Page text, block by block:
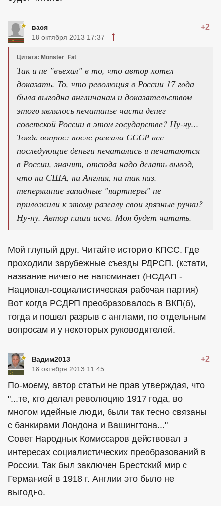
вася +2
18 октября 2013 17:37
Цитата: Monster_Fat
Так и не "въехал" в то, что автор хотел
доказать. То, что революция в России 17 года
была выгодна англичанам и доказательством
этого являлось печатанье части денег
советской России в этом государстве? Ну-ну...
Тогда вопрос: после развала СССР все
последующие деньги печатались и печатаются
в России, значит, отсюда надо делать вывод,
что ни США, ни Англия, ни так наз.
теперяшние западные "партнеры" не
приложили к этому развалу свои грязные ручки?
Ну-ну. Автор пиши исчо. Моя будет читать.
Мой глупый друг. Читайте историю КПСС. Где
проходили зарубежные съезды РДРСП. (кстати,
название ничего не напоминает (НСДАП -
Национал-социалистическая рабочая партия)
Вот когда РСДРП преобразовалось в ВКП(б),
тогда и пошел разрыв с англами, по отдельным
вопросам и у некоторых руководителей.
Вадим2013 +2
18 октября 2013 11:45
По-моему, автор статьи не прав утверждая, что
"...те, кто делал революцию 1917 года, во
многом идейные люди, были так тесно связаны
с банкирами Лондона и Вашингтона..."
Совет Народных Комиссаров действовал в
интересах социалистических преобразований в
России. Так был заключен Брестский мир с
Германией в 1918 г. Англии это было не
выгодно.